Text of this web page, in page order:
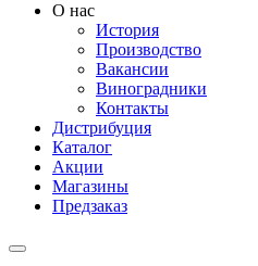
О нас
История
Производство
Вакансии
Виноградники
Контакты
Дистрибуция
Каталог
Акции
Магазины
Предзаказ